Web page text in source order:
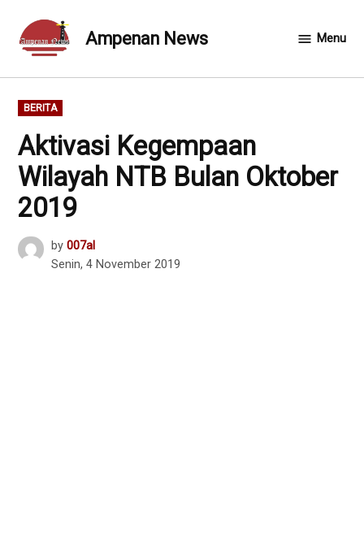
content
Ampenan News Menu
POSTED
IN
BERITA
Aktivasi Kegempaan
Wilayah NTB Bulan Oktober
2019
by 007al
Senin, 4 November 2019